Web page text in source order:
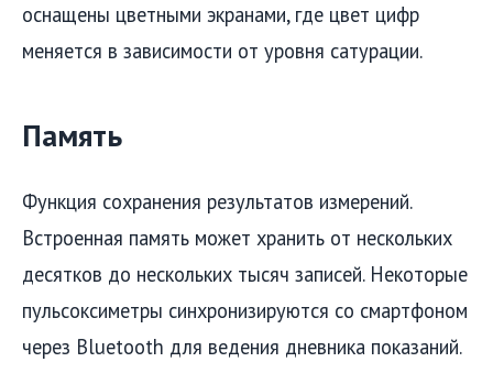
оснащены цветными экранами, где цвет цифр
меняется в зависимости от уровня сатурации.
Память
Функция сохранения результатов измерений.
Встроенная память может хранить от нескольких
десятков до нескольких тысяч записей. Некоторые
пульсоксиметры синхронизируются со смартфоном
через Bluetooth для ведения дневника показаний.